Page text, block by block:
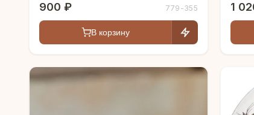
900 ₽ 779-355
В корзину
1